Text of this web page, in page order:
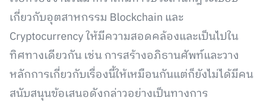
เกี่ยวกับอุตสาหกรรม Blockchain และ
Cryptocurrency ให้มีความสอดคล้องและเป็นไปใน
ทิศทางเดียวกัน เช่น การสร้างอภิธานศัพท์และวาง
หลักการเกี่ยวกับเรื่องนี้ให้เหมือนกันแต่ก็ยังไม่ได้มีคน
สนับสนุนข้อเสนอดังกล่าวอย่างเป็นทางการ